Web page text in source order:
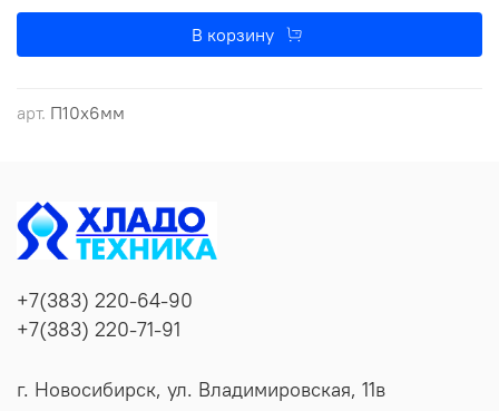
арт. П10х6мм
В корзину
+7(383) 220-64-90
+7(383) 220-71-91
г. Новосибирск, ул. Владимировская, 11в